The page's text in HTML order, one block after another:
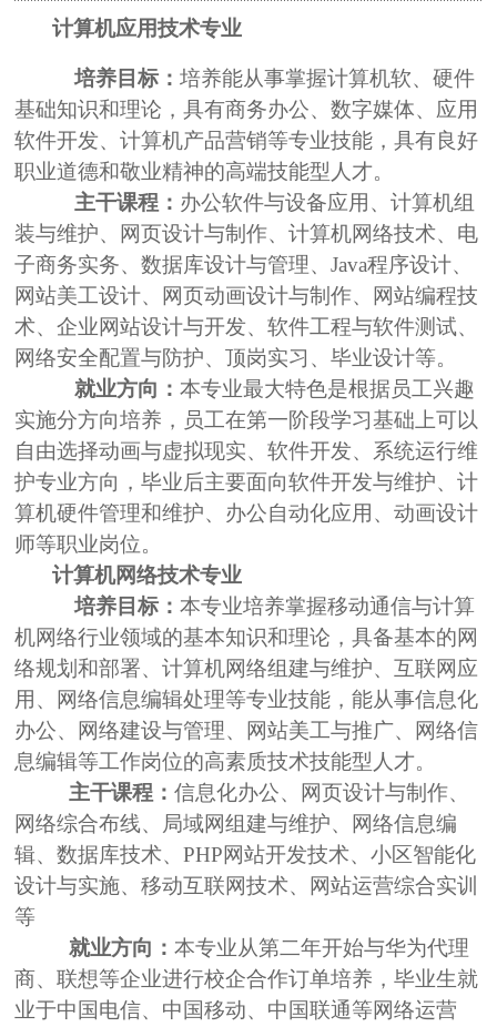
计算机应用技术专业
培养目标： 培养能从事掌握计算机软、硬件
基础知识和理论，具有商务办公、数字媒体、应用
软件开发、计算机产品营销等专业技能，具有良好
职业道德和敬业精神的高端技能型人才。
主干课程： 办公软件与设备应用、计算机组
装与维护、网页设计与制作、计算机网络技术、电
子商务实务、数据库设计与管理、Java程序设计、
网站美工设计、网页动画设计与制作、网站编程技
术、企业网站设计与开发、软件工程与软件测试、
网络安全配置与防护、顶岗实习、毕业设计等。
就业方向： 本专业最大特色是根据员工兴趣
实施分方向培养，员工在第一阶段学习基础上可以
自由选择动画与虚拟现实、软件开发、系统运行维
护专业方向，毕业后主要面向软件开发与维护、计
算机硬件管理和维护、办公自动化应用、动画设计
师等职业岗位。
计算机网络技术专业
培养目标： 本专业培养掌握移动通信与计算
机网络行业领域的基本知识和理论，具备基本的网
络规划和部署、计算机网络组建与维护、互联网应
用、网络信息编辑处理等专业技能，能从事信息化
办公、网络建设与管理、网站美工与推广、网络信
息编辑等工作岗位的高素质技术技能型人才。
主干课程： 信息化办公、网页设计与制作、
网络综合布线、局域网组建与维护、网络信息编
辑、数据库技术、PHP网站开发技术、小区智能化
设计与实施、移动互联网技术、网站运营综合实训
等
就业方向： 本专业从第二年开始与华为代理
商、联想等企业进行校企合作订单培养，毕业生就
业于中国电信、中国移动、中国联通等网络运营